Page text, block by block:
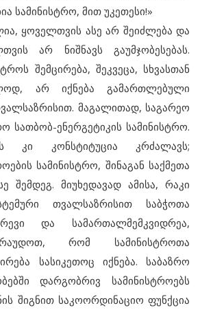
სამინისტრო, მით უკეთესი!»
ყოველთვის ასე არ შეიძლება და
არ ნიშნავს გაუმჯობესებას.
შემცირება, შეკვეცა, სხვასთან
არ იქნება გამართლებული
მაგალითად, საგარეო
სათბობ-ენერგეტიკის სამინისტრო.
კი კონსტიტუცია კრძალავს;
სამინისტრო, შინაგან საქმეთა
შემდეგ. მიუხედავად ამისა, რაკი
თვალსაზრისით საბჭოთა
და სამართალმემკვიდრეა,
რომ სამინისტროთა
სასიკეთოც იქნება. საბაზრო
დარგობრივ სამინისტროებს
შიგნით საკოორდინაციო ფუნქცია